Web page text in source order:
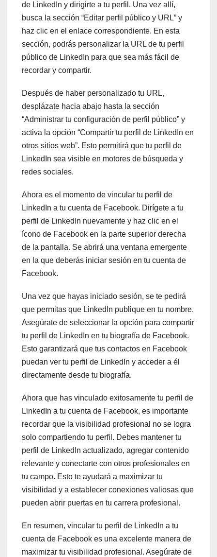
de LinkedIn y dirigirte a tu perfil. Una vez allí,
busca la sección “Editar perfil público y URL” y
haz clic en el enlace correspondiente. En esta
sección, podrás personalizar la URL de tu perfil
público de LinkedIn para que sea más fácil de
recordar y compartir.
Después de haber personalizado tu URL,
desplázate hacia abajo hasta la sección
“Administrar tu configuración de perfil público” y
activa la opción “Compartir tu perfil de LinkedIn en
otros sitios web”. Esto permitirá que tu perfil de
LinkedIn sea visible en motores de búsqueda y
redes sociales.
Ahora es el momento de vincular tu perfil de
LinkedIn a tu cuenta de Facebook. Dirígete a tu
perfil de LinkedIn nuevamente y haz clic en el
ícono de Facebook en la parte superior derecha
de la pantalla. Se abrirá una ventana emergente
en la que deberás iniciar sesión en tu cuenta de
Facebook.
Una vez que hayas iniciado sesión, se te pedirá
que permitas que LinkedIn publique en tu nombre.
Asegúrate de seleccionar la opción para compartir
tu perfil de LinkedIn en tu biografía de Facebook.
Esto garantizará que tus contactos en Facebook
puedan ver tu perfil de LinkedIn y acceder a él
directamente desde tu biografía.
Ahora que has vinculado exitosamente tu perfil de
LinkedIn a tu cuenta de Facebook, es importante
recordar que la visibilidad profesional no se logra
solo compartiendo tu perfil. Debes mantener tu
perfil de LinkedIn actualizado, agregar contenido
relevante y conectarte con otros profesionales en
tu campo. Esto te ayudará a maximizar tu
visibilidad y a establecer conexiones valiosas que
pueden abrir puertas en tu carrera profesional.
En resumen, vincular tu perfil de LinkedIn a tu
cuenta de Facebook es una excelente manera de
maximizar tu visibilidad profesional. Asegúrate de